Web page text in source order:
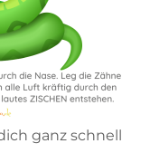
ganz schnell